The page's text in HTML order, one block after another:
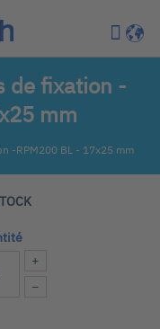
Mon
de fixation -
mm
-RPM200 BL - 17x25 mm
+
−